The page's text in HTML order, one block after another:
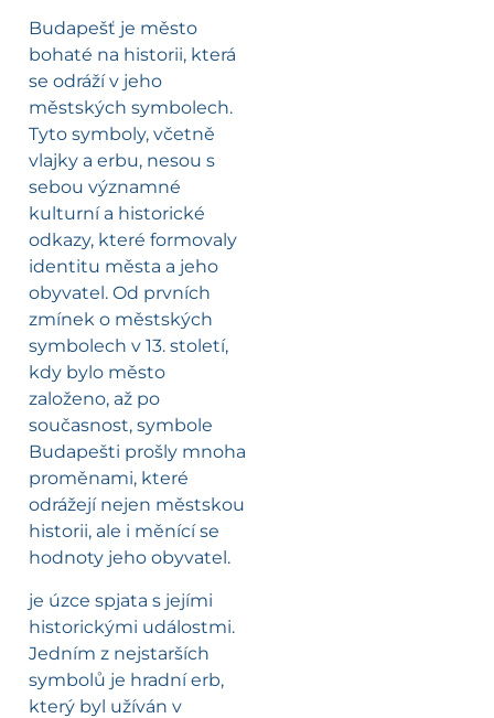
Budapešť je město
bohaté na historii, která
se odráží v jeho
městských symbolech.
Tyto symboly, včetně
vlajky a erbu, nesou s
sebou významné
kulturní a historické
odkazy, které formovaly
identitu města a jeho
obyvatel. Od prvních
zmínek o městských
symbolech v 13. století,
kdy bylo město
založeno, až po
současnost, symbole
Budapešti prošly mnoha
proměnami, které
odrážejí nejen městskou
historii, ale i měnící se
hodnoty jeho obyvatel.
je úzce spjata s jejími
historickými událostmi.
Jedním z nejstarších
symbolů je hradní erb,
který byl užíván v